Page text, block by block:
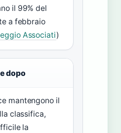
il 99% del
a febbraio
Associati)
dopo
mantengono il
classifica,
la